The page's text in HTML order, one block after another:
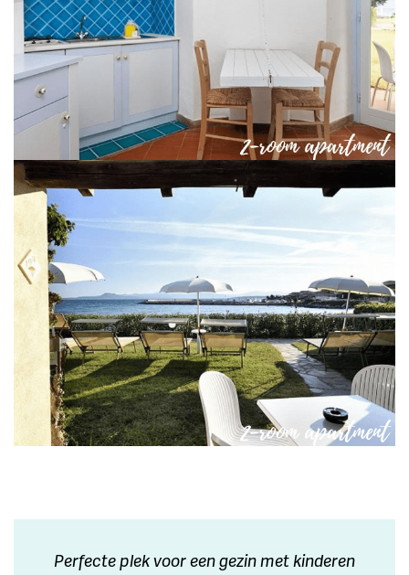
Perfecte plek voor een gezin met kinderen